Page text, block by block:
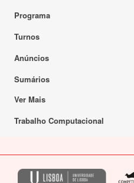
Programa
Turnos
Anúncios
Sumários
Ver Mais
Trabalho Computacional